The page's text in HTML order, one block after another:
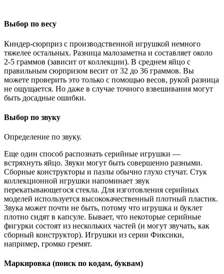
Выбор по весу
Киндер-сюрприз с производственной игрушкой немного
тяжелее остальных. Разница малозаметна и составляет около
2-5 граммов (зависит от коллекции). В среднем яйцо с
правильным сюрпризом весит от 32 до 36 граммов. Вы
можете проверить это только с помощью весов, рукой разница
не ощущается. Но даже в случае точного взвешивания могут
быть досадные ошибки.
Выбор по звуку
Определение по звуку.
Еще один способ распознать серийные игрушки —
встряхнуть яйцо. Звуки могут быть совершенно разными.
Сборные конструкторы и пазлы обычно глухо стучат. Стук
коллекционной игрушки напоминает звук
перекатывающегося стекла. Для изготовления серийных
моделей используется высококачественный плотный пластик.
Звука может почти не быть, потому что игрушка и буклет
плотно сидят в капсуле. Бывает, что некоторые серийные
фигурки состоят из нескольких частей (и могут звучать, как
сборный конструктор). Игрушки из серии Фиксики,
например, громко гремят.
Маркировка (поиск по кодам, буквам)